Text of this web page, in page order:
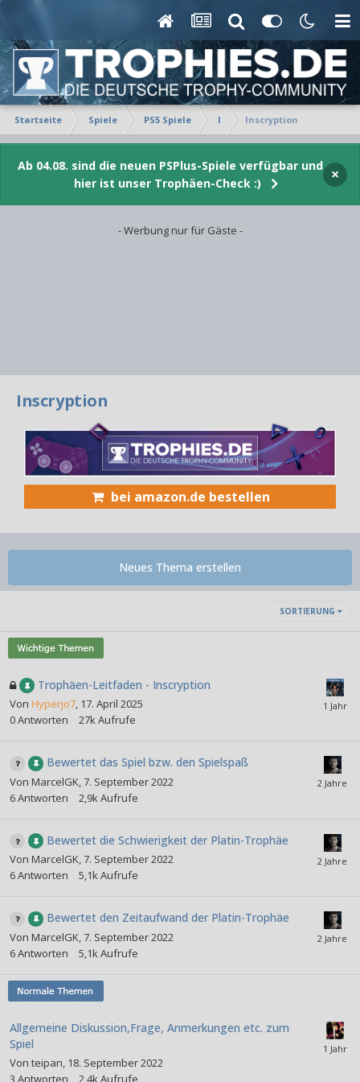
Startseite Spiele PS5 Spiele I Inscryption
Ab 04.08. sind die neuen PSPlus-Spiele verfügbar und
hier ist unser Trophäen-Check :)
×
- Werbung nur für Gäste -
Inscryption
bei amazon.de bestellen
Neues Thema erstellen
SORTIERUNG
Trophäen-Leitfaden - Inscryption
Von Hyperjo7, 17. April 2025
0Antworten 27kAufrufe
Bewertet das Spiel bzw. den Spielspaß
Von MarcelGK,7. September 2022
6Antworten 2,9kAufrufe
Bewertet die Schwierigkeit der Platin-Trophäe
Von MarcelGK,7. September 2022
6Antworten 5,1kAufrufe
Bewertet den Zeitaufwand der Platin-Trophäe
Von MarcelGK,7. September 2022
6Antworten 5,1kAufrufe
Allgemeine Diskussion,Frage, Anmerkungen etc. zum
Spiel
Von teipan, 18. September 2022
3 Antworten 2,4k Aufrufe